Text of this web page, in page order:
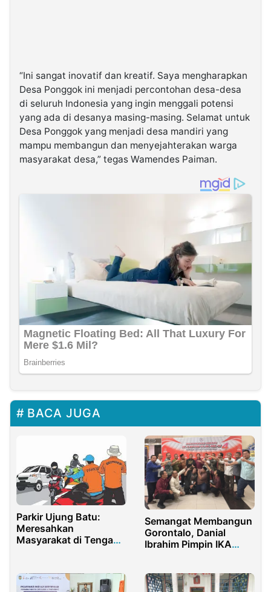
“Ini sangat inovatif dan kreatif. Saya mengharapkan
Desa Ponggok ini menjadi percontohan desa-desa
di seluruh Indonesia yang ingin menggali potensi
yang ada di desanya masing-masing. Selamat untuk
Desa Ponggok yang menjadi desa mandiri yang
mampu membangun dan menyejahterakan warga
masyarakat desa,” tegas Wamendes Paiman.
BACA JUGA
Parkir Ujung Batu:
Meresahkan
Masyarakat di Tengah
Semangat Membangun
Gorontalo, Danial
Ibrahim Pimpin IKA